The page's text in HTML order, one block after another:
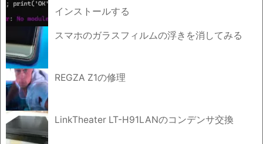
インストールする
スマホのガラスフィルムの浮きを消してみる
REGZA Z1の修理
LinkTheater LT-H91LANのコンデンサ交換